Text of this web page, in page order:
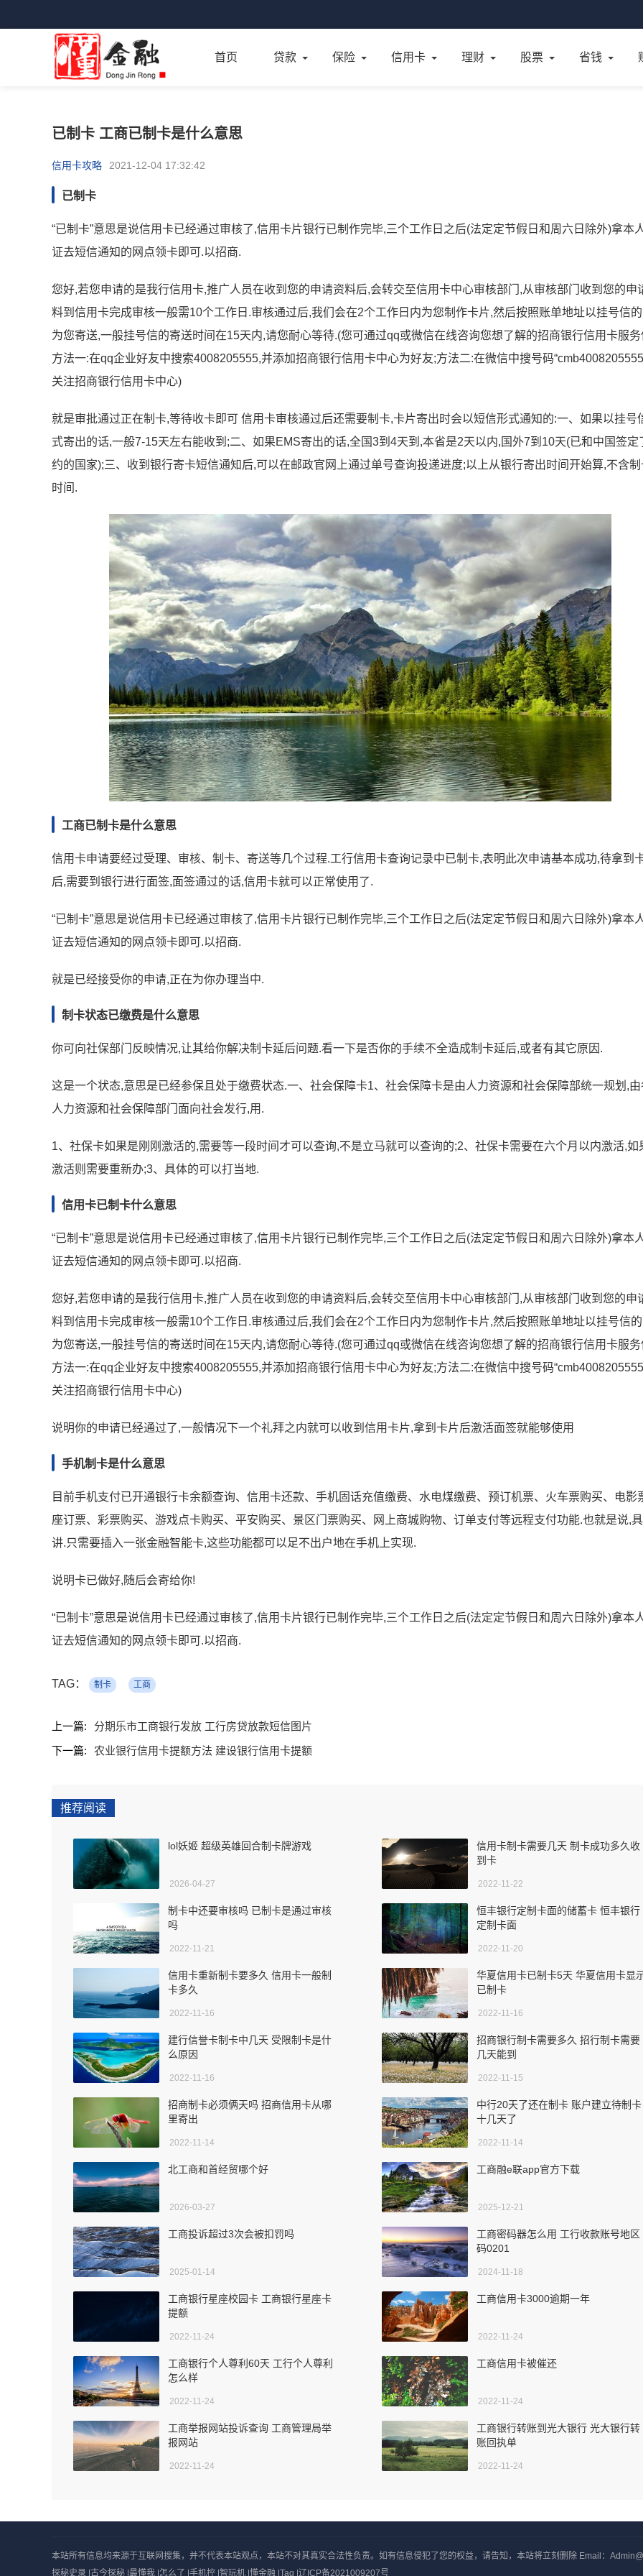
首页 贷款 保险 信用卡 理财 股票 省钱
已制卡 工商已制卡是什么意思
信用卡攻略 2021-12-04 17:32:42
已制卡
“已制卡”意思是说信用卡已经通过审核了,信用卡片银行已制作完毕,三个工作日之后(法定定节假日和周六日除外)拿本
证去短信通知的网点领卡即可.以招商.
您好,若您申请的是我行信用卡,推广人员在收到您的申请资料后,会转交至信用卡中心审核部门,从审核部门收到您的申
料到信用卡完成审核一般需10个工作日.审核通过后,我们会在2个工作日内为您制作卡片,然后按照账单地址以挂号信
为您寄送,一般挂号信的寄送时间在15天内,请您耐心等待.(您可通过qq或微信在线咨询您想了解的招商银行信用卡服务
方法一:在qq企业好友中搜索4008205555,并添加招商银行信用卡中心为好友;方法二:在微信中搜号码
关注招商银行信用卡中心)
就是审批通过正在制卡,等待收卡即可 信用卡审核通过后还需要制卡,卡片寄出时会以短信形式通知的:一、如果以挂号
式寄出的话,一般7-15天左右能收到;二、如果EMS寄出的话,全国3到4天到,本省是2天以内,国外7到10天(已和中国签定
约的国家);三、收到银行寄卡短信通知后,可以在邮政官网上通过单号查询投递进度;以上从银行寄出时间开始算,不含
时间.
工商已制卡是什么意思
信用卡申请要经过受理、审核、制卡、寄送等几个过程.工行信用卡查询记录中已制卡,表明此次申请基本成功,待拿到
后,需要到银行进行面签,面签通过的话,信用卡就可以正常使用了.
“已制卡”意思是说信用卡已经通过审核了,信用卡片银行已制作完毕,三个工作日之后(法定定节假日和周六日除外)拿本
证去短信通知的网点领卡即可.以招商.
就是已经接受你的申请,正在为你办理当中.
制卡状态已缴费是什么意思
你可向社保部门反映情况,让其给你解决制卡延后问题.看一下是否你的手续不全造成制卡延后,或者有其它原因.
这是一个状态,意思是已经参保且处于缴费状态.一、社会保障卡1、社会保障卡是由人力资源和社会保障部统一规划,
人力资源和社会保障部门面向社会发行,用.
1、社保卡如果是刚刚激活的,需要等一段时间才可以查询,不是立马就可以查询的;2、社保卡需要在六个月以内激活,如
激活则需要重新办;3、具体的可以打当地.
信用卡已制卡什么意思
“已制卡”意思是说信用卡已经通过审核了,信用卡片银行已制作完毕,三个工作日之后(法定定节假日和周六日除外)拿本
证去短信通知的网点领卡即可.以招商.
您好,若您申请的是我行信用卡,推广人员在收到您的申请资料后,会转交至信用卡中心审核部门,从审核部门收到您的申
料到信用卡完成审核一般需10个工作日.审核通过后,我们会在2个工作日内为您制作卡片,然后按照账单地址以挂号信
为您寄送,一般挂号信的寄送时间在15天内,请您耐心等待.(您可通过qq或微信在线咨询您想了解的招商银行信用卡服务
方法一:在qq企业好友中搜索4008205555,并添加招商银行信用卡中心为好友;方法二:在微信中搜号码
关注招商银行信用卡中心)
说明你的申请已经通过了,一般情况下一个礼拜之内就可以收到信用卡片,拿到卡片后激活面签就能够使用
手机制卡是什么意思
目前手机支付已开通银行卡余额查询、信用卡还款、手机固话充值缴费、水电煤缴费、预订机票、火车票购买、电影
座订票、彩票购买、游戏点卡购买、平安购买、景区门票购买、网上商城购物、订单支付等远程支付功能.也就是说,
讲.只需要插入一张金融智能卡,这些功能都可以足不出户地在手机上实现.
说明卡已做好,随后会寄给你!
“已制卡”意思是说信用卡已经通过审核了,信用卡片银行已制作完毕,三个工作日之后(法定定节假日和周六日除外)拿本
证去短信通知的网点领卡即可.以招商.
TAG： 制卡 工商
上一篇:
分期乐市工商银行发放 工行房贷放款短信图片
下一篇:
农业银行信用卡提额方法 建设银行信用卡提额
推荐阅读
lol妖姬 超级英雄回合制卡牌游戏
2026-04-27
信用卡制卡需要几天 制卡成功多久收
到卡
2022-11-22
制卡中还要审核吗 已制卡是通过审核
吗
2022-11-21
恒丰银行定制卡面的储蓄卡 恒丰银行
定制卡面
2022-11-20
信用卡重新制卡要多久 信用卡一般制
卡多久
2022-11-16
华夏信用卡已制卡5天 华夏信用卡显
已制卡
2022-11-16
建行信誉卡制卡中几天 受限制卡是什
么原因
2022-11-16
招商银行制卡需要多久 招行制卡需要
几天能到
2022-11-15
招商制卡必须俩天吗 招商信用卡从哪
里寄出
2022-11-14
中行20天了还在制卡 账户建立待制卡
十几天了
2022-11-14
北工商和首经贸哪个好
2026-03-27
工商融e联app官方下载
2025-12-21
工商投诉超过3次会被扣罚吗
2025-01-14
工商密码器怎么用 工行收款账号地区
码0201
2024-11-18
工商银行星座校园卡 工商银行星座卡
提额
2022-11-24
工商信用卡3000逾期一年
2022-11-24
工商银行个人尊利60天 工行个人尊利
怎么样
2022-11-24
工商信用卡被催还
2022-11-24
工商举报网站投诉查询 工商管理局举
报网站
2022-11-24
工商银行转账到光大银行 光大银行转
账回执单
2022-11-24
本站所有信息均来源于互联网搜集，并不代表本站观点，本站不对其真实合法性负责。如有信息侵犯了您的权益，请告知，本站将立刻删除 Email：
探秘史录 古今探秘 最懂我 怎么了 手机控 智玩机 懂金融 Tag 辽ICP备2021009207号